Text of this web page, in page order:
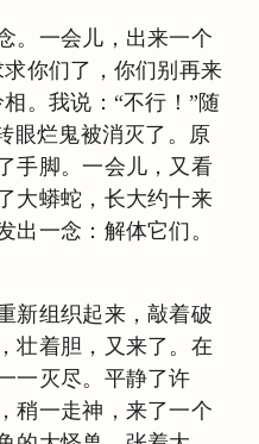
。一会儿，出来一个
你们了，你们别再来
。我说：“不行！”随
眼烂鬼被消灭了。原
手脚。一会儿，又看
大蟒蛇，长大约十来
出一念：解体它们。
新组织起来，敲着破
壮着胆，又来了。在
一灭尽。平静了许
稍一走神，来了一个